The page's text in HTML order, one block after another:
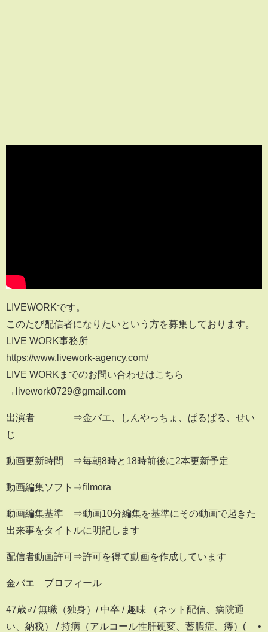
LIVEWORKです。
このたび配信者になりたいという方を募集しております。
LIVE WORK事務所
https://www.livework-agency.com/
LIVE WORKまでのお問い合わせはこちら
→livework0729@gmail.com
出演者 ⇒金バエ、しんやっちょ、ぱるぱる、せい
じ
動画更新時間 ⇒毎朝8時と18時前後に2本更新予定
動画編集ソフト⇒filmora
動画編集基準 ⇒動画10分編集を基準にその動画で起きた
出来事をタイトルに明記します
配信者動画許可⇒許可を得て動画を作成しています
金バエ プロフィール
47歳♂/ 無職（独身）/ 中卒 / 趣味 （ネット配信、病院通
い、納税） / 持病（アルコール性肝硬変、蓄膿症、痔）( ´•